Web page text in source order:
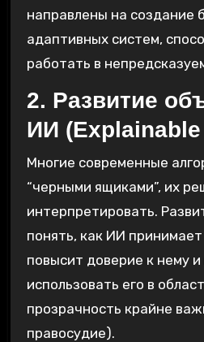
направлены на создание
адаптивных систем,
работать в
2. Развитие
ИИ (Explainable
Многие современные
“черными ящиками”, их
интерпретировать.
понять, как ИИ
повысит доверие к нему и
использовать его в
прозрачность крайне
правосудие).